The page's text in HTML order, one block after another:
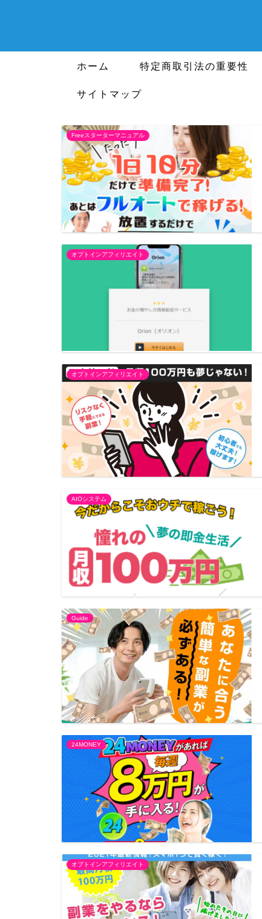
ホーム 特定商取引法の重要性
サイトマップ
Freeスターターマニュアル
オプトインアフィリエイト
オプトインアフィリエイト
AIOシステム
Guide
24MONEY
オプトインアフィリエイト